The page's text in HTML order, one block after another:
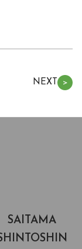
NEXT ＞
SAITAMA